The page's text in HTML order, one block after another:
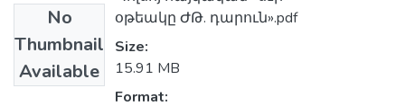
No
Thumbnail
Available
օթեակը ԺԹ. դարուն».pdf
Size:
15.91 MB
Format: